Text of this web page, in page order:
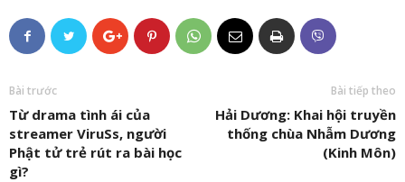
Bài trước
Từ drama tình ái của
streamer ViruSs, người
Phật tử trẻ rút ra bài học
gì?
Bài tiếp theo
Hải Dương: Khai hội truyền
thống chùa Nhẫm Dương
(Kinh Môn)